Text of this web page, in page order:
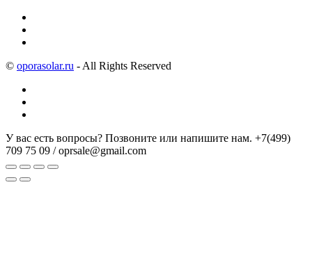
© oporasolar.ru - All Rights Reserved
У вас есть вопросы? Позвоните или напишите нам. +7(499)
709 75 09 / oprsale@gmail.com